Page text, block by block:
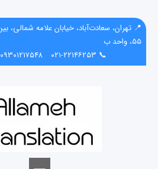
۵۵، واحد ب
📞 ۰۲۱-۲۲۱۴۶۲۵۳
۰۹۳۰۱۲۱۷۵۴۸